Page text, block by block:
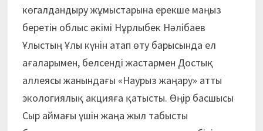
көгалдандыру жұмыстарына ерекше маңыз
беретін облыс әкімі Нұрлыбек Нәлібаев
Ұлыстың Ұлы күнін атап өту барысында ел
ағаларымен, белсенді жастармен Достық
аллеясы жанындағы «Наурыз жаңару» атты
эколо­гиялық акцияға қатысты. Өңір басшысы
Сыр аймағы үшін жаңа жыл табысты